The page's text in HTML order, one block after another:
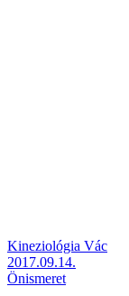
Kineziológia Vác
2017.09.14.
Önismeret